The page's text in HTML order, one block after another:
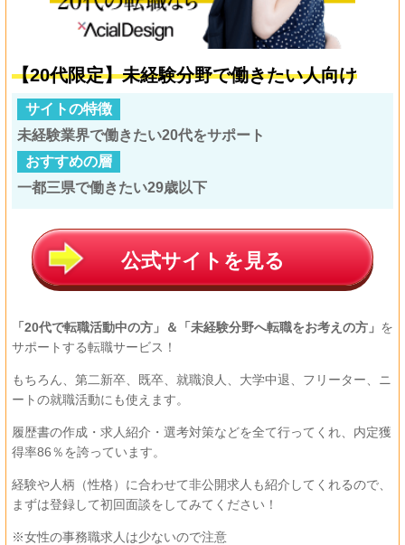
【20代限定】未経験分野で働きたい人向け
サイトの特徴
未経験業界で働きたい20代をサポート
おすすめの層
一都三県で働きたい29歳以下
公式サイトを見る
「20代で転職活動中の方」＆「 未経験分野へ転職をお考えの方」 を
サポートする転職サービス！
もちろん、第二新卒、既卒、就職浪人、大学中退、フリーター、ニ
ートの就職活動にも使えます。
履歴書の作成・求人紹介・選考対策などを全て行ってくれ、内定獲
得率86％を誇っています。
経験や人柄（性格）に合わせて非公開求人も紹介してくれるので、
まずは登録して初回面談をしてみてください！
※女性の事務職求人は少ないので注意